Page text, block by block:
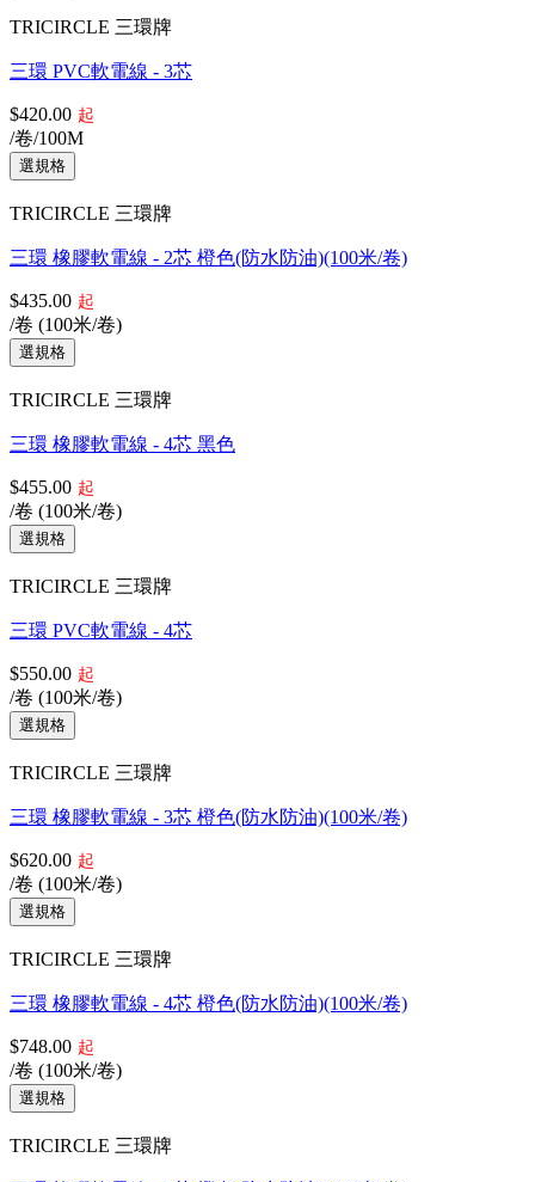
TRICIRCLE 三環牌
三環 PVC軟電線 - 3芯
$420.00 起
/卷/100M
TRICIRCLE 三環牌
三環 橡膠軟電線 - 2芯 橙色(防水防油)(100米/卷)
$435.00 起
/卷 (100米/卷)
三環 橡膠軟電線 - 4芯 黑色
$455.00 起
/卷 (100米/卷)
$550.00 起
/卷 (100米/卷)
$620.00 起
/卷 (100米/卷)
$748.00 起
/卷 (100米/卷)